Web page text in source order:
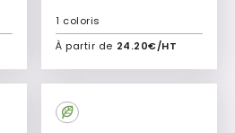
À partir de 24.20€/HT
1 coloris
Ajouter à mon devis